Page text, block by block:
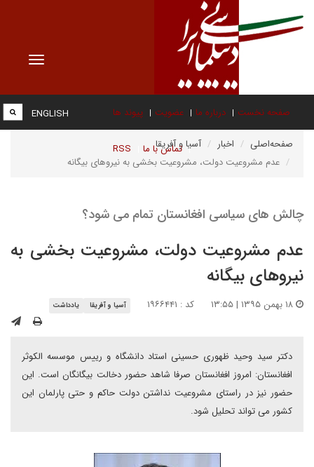
Toggle
صفحه نخست درباره ما عضویت پیوند ها
تماس با ما RSS
ENGLISH
صفحه‌اصلی اخبار
آسیا و آفریقا
عدم مشروعیت دولت،‌ مشروعیت بخشی به نیروهای بیگانه
چالش های سیاسی افغانستان تمام می شود؟
عدم مشروعیت دولت،‌ مشروعیت بخشی به
نیروهای بیگانه
کد : ۱۹۶۶۴۴۱ آسیا و آفریقا یادداشت
دکتر سید وحید ظهوری حسینی استاد دانشگاه و رییس موسسه الکوثر
افغانستان: امروز افغانستان صرفا شاهد حضور دخالت بیگانگان است. این
حضور نیز در راستای مشروعیت نداشتن دولت حاکم و حتی پارلمان این
کشور می تواند تحلیل شود.